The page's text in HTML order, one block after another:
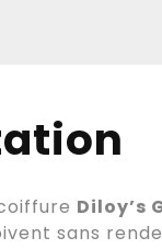
Diloy’s
sans